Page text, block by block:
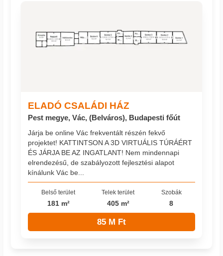
ELADÓ CSALÁDI HÁZ
Pest megye, Vác, (Belváros), Budapesti főút
Járja be online Vác frekventált részén fekvő
projektet! KATTINTSON A 3D VIRTUÁLIS TÚRÁÉRT
ÉS JÁRJA BE AZ INGATLANT! Nem mindennapi
elrendezésű, de szabályozott fejlesztési alapot
kínálunk Vác be...
Belső terület
181 m²
Telek terület
405 m²
Szobák
8
85 M Ft